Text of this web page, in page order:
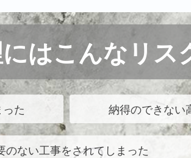
はこんなリス
た 納得のできない
のない工事をされてしまった